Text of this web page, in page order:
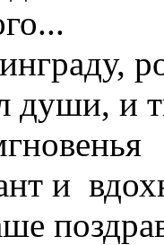
души, и
и